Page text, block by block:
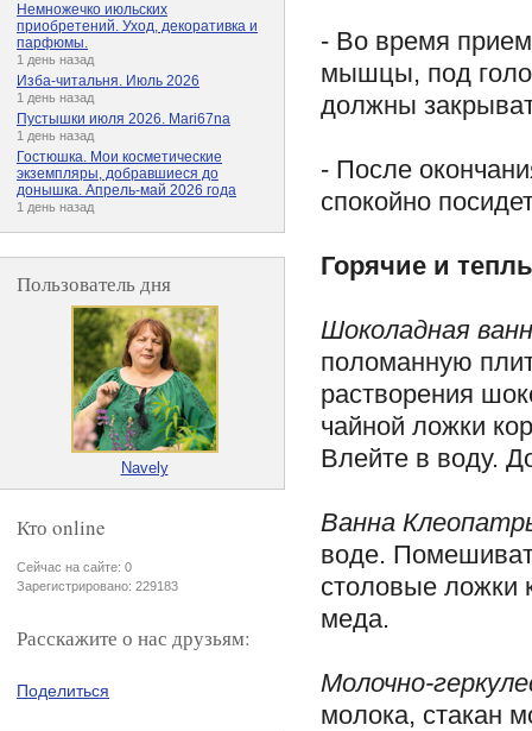
- Во время
мышцы, под
должны
- После
спокойно
Горячие и
Шоколадная
поломанную
растворения
чайной ложки
Влейте в воду.
Ванна
воде.
столовые ложки
меда.
Молочно-
молока, стакан
Немножечко июльских
приобретений. Уход, декоративка и
парфюмы.
1 день назад
Изба-читальня. Июль 2026
1 день назад
Пустышки июля 2026. Mari67na
1 день назад
Гостюшка. Мои косметические
экземпляры, добравшиеся до
донышка. Апрель-май 2026 года
1 день назад
Пользователь дня
Navely
Кто online
Сейчас на сайте: 0
Зарегистрировано: 229183
Расскажите о нас друзьям:
Поделиться